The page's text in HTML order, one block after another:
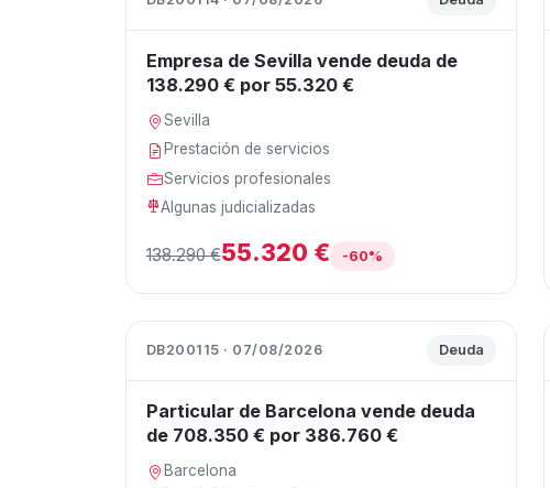
Empresa de Sevilla vende deuda de
138.290 € por 55.320 €
Sevilla
Prestación de servicios
Servicios profesionales
Algunas judicializadas
138.290 €55.320 € -60%
DB200115 · 07/08/2026 Deuda
Particular de Barcelona vende deuda
de 708.350 € por 386.760 €
Barcelona